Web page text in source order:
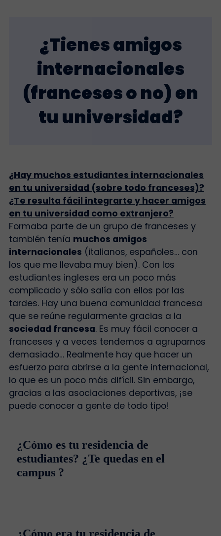
¿Tienes amigos
internacionales
(franceses o no) en
tu universidad?
¿Hay muchos estudiantes internacionales
en tu universidad (sobre todo franceses)?
¿Te resulta fácil integrarte y hacer amigos
en tu universidad como extranjero?
Formaba parte de un grupo de franceses y
también tenía muchos amigos
internacionales (italianos, españoles… con
los que me llevaba muy bien). Con los
estudiantes ingleses era un poco más
complicado y sólo salía con ellos por las
tardes. Hay una buena comunidad francesa
que se reúne regularmente gracias a la
sociedad francesa. Es muy fácil conocer a
franceses y a veces tendemos a agruparnos
demasiado… Realmente hay que hacer un
esfuerzo para abrirse a la gente internacional,
lo que es un poco más difícil. Sin embargo,
gracias a las asociaciones deportivas, ¡se
puede conocer a gente de todo tipo!
¿Cómo es tu residencia de
estudiantes? ¿Te quedas en el
campus ?